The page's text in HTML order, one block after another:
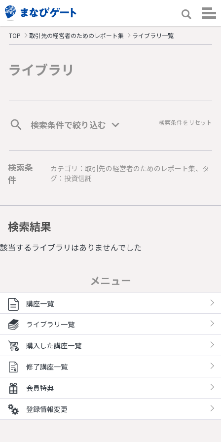
TOP 取引先の経営者のためのレポート集 ライブラリ一覧
ライブラリ
検索条件で絞り込む 検索条件をリセット
検索条
件
カテゴリ：取引先の経営者のためのレポート集、タ
グ：投資信託
検索結果
該当するライブラリはありませんでした
メニュー
講座一覧
ライブラリ一覧
購入した講座一覧
修了講座一覧
会員特典
登録情報変更